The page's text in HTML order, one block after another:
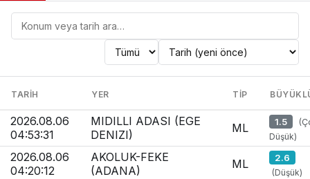
tarihe
ara
Son
depremler
listesi
TARIH YER TIP
2026.08.06
04:53:31
MIDILLI ADASI (EGE
DENIZI)
ML 1.5
Düşük)
2026.08.06
04:20:12
AKOLUK-FEKE
(ADANA)
ML 2.6
(Düşük)